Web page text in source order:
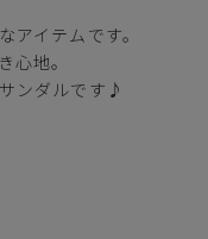
—
アイテムです。
心地。
ンダルです♪